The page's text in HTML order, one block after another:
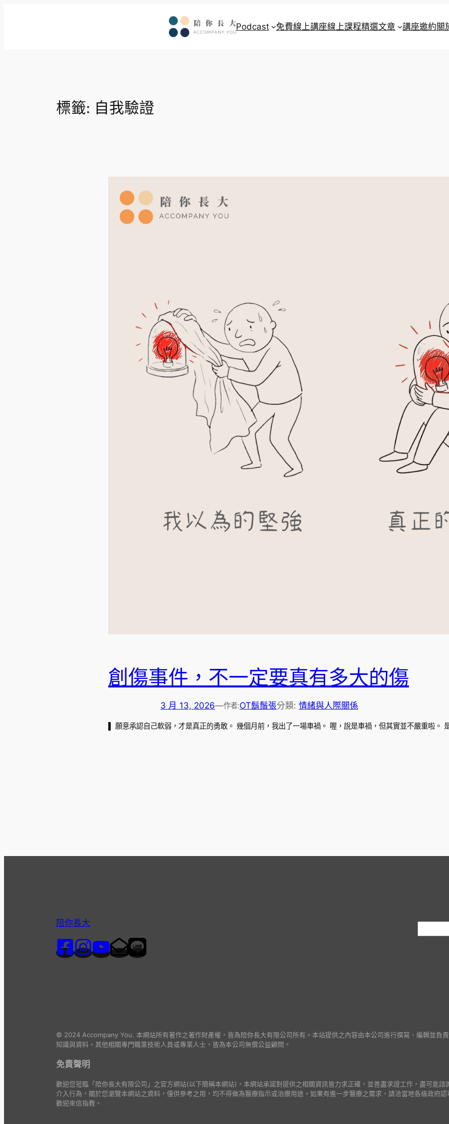
Podcast 免費線上講座線上課程精選文章 講座邀約關
標籤: 自我驗證
創傷事件，不一定要真有多大的傷
3 月 13, 2026—作者:OT鬍鬚張分類: 情緒與人際關係
▌ 願意承認自己軟弱，才是真正的勇敢。 幾個月前，我出了一場車禍。 喔，說是車禍，但其實並不嚴重啦。
陪你長大
© 2024 Accompany You. 本網站所有著作之著作財產權，皆為陪你長大有限公司所有。本站提供之內容由本公司進行撰寫、編輯並負
知識與資料。其他相關專門職業技術人員或專業人士，皆為本公司無償公益顧問。
免責聲明
歡迎您蒞臨「陪你長大有限公司」之官方網站(以下簡稱本網站)，本網站承諾對提供之相關資訊皆力求正確，並善盡求證工作，盡可能
介入行為，關於您瀏覽本網站之資料，僅供參考之用，均不得做為醫療指示或治療用途。如果有進一步醫療之需求，請洽當地各級政府
歡迎來信指教。